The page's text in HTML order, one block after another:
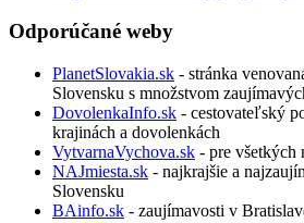
Odporúčané weby
PlanetSlovakia.sk - stránka
Slovensku s množstvom
DovolenkaInfo.sk - cestovateľský
krajinách a dovolenkách
VytvarnaVychova.sk - pre všetkých
NAJmiesta.sk - najkrajšie a
Slovensku
BAinfo.sk - zaujímavosti v